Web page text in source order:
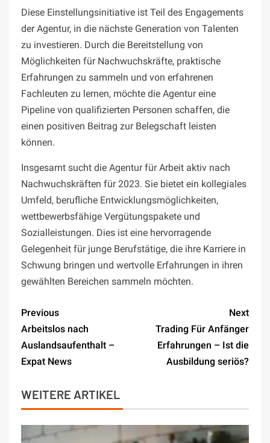
Diese Einstellungsinitiative ist Teil des Engagements
der Agentur, in die nächste Generation von Talenten
zu investieren. Durch die Bereitstellung von
Möglichkeiten für Nachwuchskräfte, praktische
Erfahrungen zu sammeln und von erfahrenen
Fachleuten zu lernen, möchte die Agentur eine
Pipeline von qualifizierten Personen schaffen, die
einen positiven Beitrag zur Belegschaft leisten
können.
Insgesamt sucht die Agentur für Arbeit aktiv nach
Nachwuchskräften für 2023. Sie bietet ein kollegiales
Umfeld, berufliche Entwicklungsmöglichkeiten,
wettbewerbsfähige Vergütungspakete und
Sozialleistungen. Dies ist eine hervorragende
Gelegenheit für junge Berufstätige, die ihre Karriere in
Schwung bringen und wertvolle Erfahrungen in ihren
gewählten Bereichen sammeln möchten.
Previous
Arbeitslos nach
Auslandsaufenthalt –
Expat News
Next
Trading Für Anfänger
Erfahrungen – Ist die
Ausbildung seriös?
WEITERE ARTIKEL